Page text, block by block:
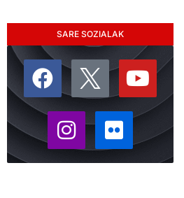
SARE SOZIALAK